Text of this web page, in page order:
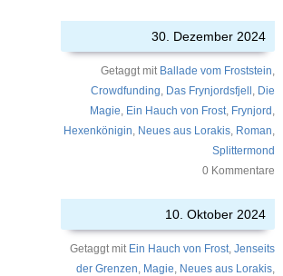
30. Dezember 2024
Getaggt mit Ballade vom Froststein,
Crowdfunding, Das Frynjordsfjell , Die
Magie, Ein Hauch von Frost, Frynjord ,
Hexenkönigin, Neues aus Lorakis, Roman,
Splittermond
0 Kommentare
10. Oktober 2024
Getaggt mit Ein Hauch von Frost,Jenseits
der Grenzen, Magie, Neues aus Lorakis,